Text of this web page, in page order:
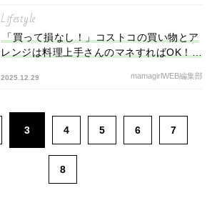
Lifestyle
「買って損なし！」コストコの買い物とア
レンジは料理上手さんのマネすればOK！マ
2025.12.29 mamagirlWEB編集部
3 4 5 6 7
8